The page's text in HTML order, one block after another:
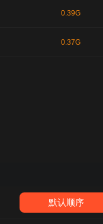
0.39G
0.37G
默认顺序